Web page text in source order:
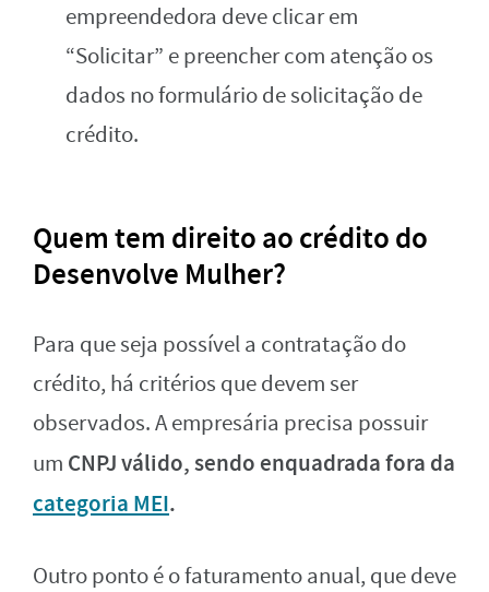
empreendedora deve clicar em
“Solicitar” e preencher com atenção os
dados no formulário de solicitação de
crédito.
Quem tem direito ao crédito do
Desenvolve Mulher?
Para que seja possível a contratação do
crédito, há critérios que devem ser
observados. A empresária precisa possuir
um CNPJ válido, sendo enquadrada fora da
categoria MEI.
Outro ponto é o faturamento anual, que deve